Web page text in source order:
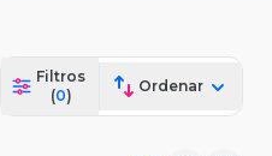
Filtros
(0)
Ordenar